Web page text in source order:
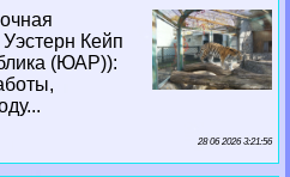
Кейп
(ЮАР)):
28 06 2026 3:21:56